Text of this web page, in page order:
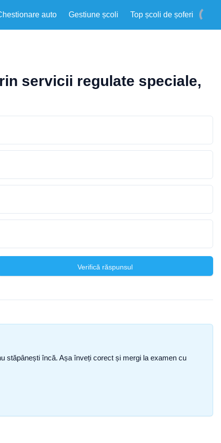
auto Gestiune școli Top școli de șoferi
servicii regulate speciale,
Verifică răspunsul
stăpânești încă. Așa înveți corect și mergi la examen cu